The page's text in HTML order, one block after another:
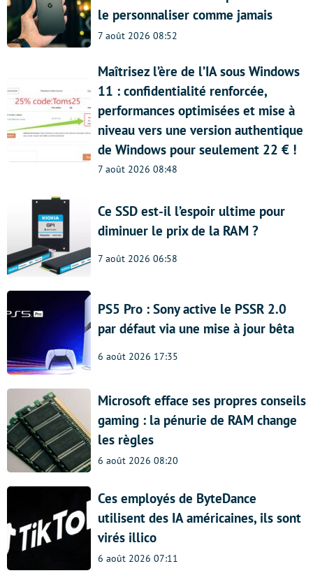
le personnaliser comme jamais
7 août 2026 08:52
Maîtrisez l’ère de l’IA sous Windows
11 : confidentialité renforcée,
performances optimisées et mise à
niveau vers une version authentique
de Windows pour seulement 22 € !
7 août 2026 08:48
Ce SSD est-il l’espoir ultime pour
diminuer le prix de la RAM ?
7 août 2026 06:58
PS5 Pro : Sony active le PSSR 2.0
par défaut via une mise à jour bêta
6 août 2026 17:35
Microsoft efface ses propres conseils
gaming : la pénurie de RAM change
les règles
6 août 2026 08:20
Ces employés de ByteDance
utilisent des IA américaines, ils sont
virés illico
6 août 2026 07:11